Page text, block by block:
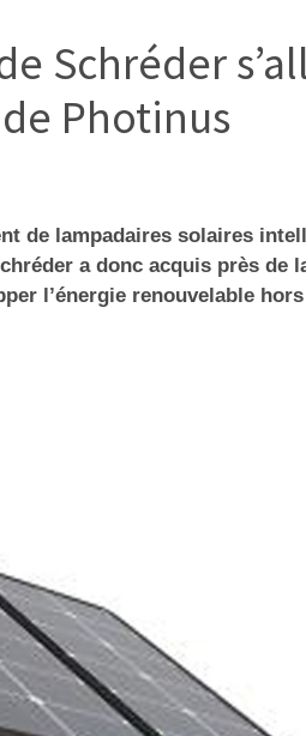
Schréder
Photinus
de lampadaires solaires
a donc acquis près de
l’énergie renouvelable